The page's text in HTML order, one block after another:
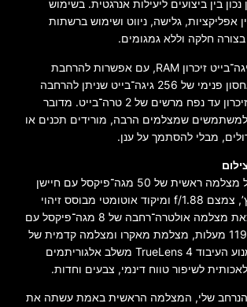
נכון בין ביצועים ליעילות אנרגטית. בשימוש
אפליקציות, גלישה, ניווט ושימוש ברשתות
חלקה וללא גמגומים.
לצידו מגיעים 8 גיגה־בייט זיכרון RAM, עם אפשרות להרחבת
RAM וירטואלי, ואחסון פנימי של 256 גיגה־בייט שניתן להרחבה
באמצעות כרטיס זיכרון עד נפח מרשים של 2 טרה־בייט. מדובר
למשתמשים שמצלמים הרבה, מורידים תכנים או
מבלי להסתמך על ענן.
מערך הצילום כולל מצלמה ראשית של 50 מגה־פיקסל עם חיישן
בגודל 1/1.57 אינץ’, צמצם f/1.88 ומיקוד אוטומטי מבוסס זיהוי
פאזה. לצידה נמצאת מצלמה אולטרה־רחבה של 8 מגה־פיקסל עם
שדה ראייה של 119.5 מעלות, מצלמת מאקרו ומצלמה קדמית של
16 מגה־פיקסל. מנוע העיבוד TrueLens 4 משלב אלגוריתמים
לשיפור טווח דינמי, צבעים וחדות.
הנרחב שלי, המצלמה הראשית באמת עשתה את